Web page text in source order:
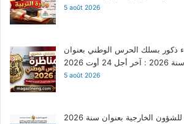
5 août 2026
ذكور بسلك الحرس الوطني بعنوان
سنة 2026 : آخر أجل 24 أوت 2026
5 août 2026
مناظرة إنتداب 50 كاتب للشؤون الخارجية بعنوان سنة 2026